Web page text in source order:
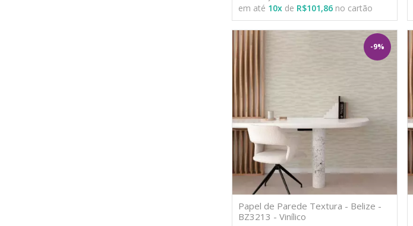
em até 10x de R$101,86 no cartão
-9%
Papel de Parede Textura - Belize -
BZ3213 - Vinílico